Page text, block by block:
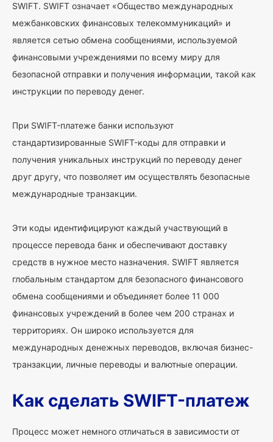
SWIFT. SWIFT означает «Общество международных
межбанковских финансовых телекоммуникаций» и
является сетью обмена сообщениями, используемой
финансовыми учреждениями по всему миру для
безопасной отправки и получения информации, такой как
инструкции по переводу денег.
При SWIFT-платеже банки используют
стандартизированные SWIFT-коды для отправки и
получения уникальных инструкций по переводу денег
друг другу, что позволяет им осуществлять безопасные
международные транзакции.
Эти коды идентифицируют каждый участвующий в
процессе перевода банк и обеспечивают доставку
средств в нужное место назначения. SWIFT является
глобальным стандартом для безопасного финансового
обмена сообщениями и объединяет более 11 000
финансовых учреждений в более чем 200 странах и
территориях. Он широко используется для
международных денежных переводов, включая бизнес-
транзакции, личные переводы и валютные операции.
Как сделать SWIFT-платеж
Процесс может немного отличаться в зависимости от